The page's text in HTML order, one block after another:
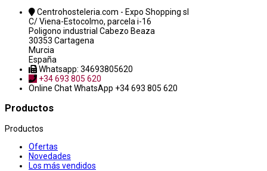
Centrohosteleria.com - Expo Shopping sl
C/ Viena-Estocolmo, parcela i-16
Poligono industrial Cabezo Beaza
30353 Cartagena
Murcia
España
Whatsapp: 34693805620
+34 693 805 620
Online ChatWhatsApp +34 693 805 620
Productos
Productos
Ofertas
Novedades
Los más vendidos